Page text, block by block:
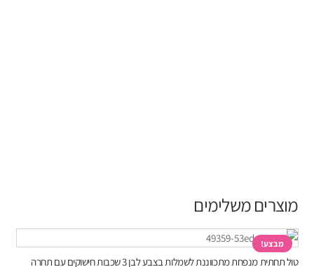
מוצרים משלימים
מבצע!
טול תחתית מנפחת מתכווננת לשמלות בצבע לבן 3 שכבות חישוקים עם תחרה